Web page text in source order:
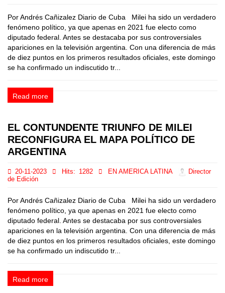
Por Andrés Cañizalez Diario de Cuba Milei ha sido un verdadero
fenómeno político, ya que apenas en 2021 fue electo como
diputado federal. Antes se destacaba por sus controversiales
apariciones en la televisión argentina. Con una diferencia de más
de diez puntos en los primeros resultados oficiales, este domingo
se ha confirmado un indiscutido tr...
Read more
EL CONTUNDENTE TRIUNFO DE MILEI
RECONFIGURA EL MAPA POLÍTICO DE
ARGENTINA
20-11-2023 Hits: 1282 EN AMERICA LATINA
Director
de Edición
Por Andrés Cañizalez Diario de Cuba Milei ha sido un verdadero
fenómeno político, ya que apenas en 2021 fue electo como
diputado federal. Antes se destacaba por sus controversiales
apariciones en la televisión argentina. Con una diferencia de más
de diez puntos en los primeros resultados oficiales, este domingo
se ha confirmado un indiscutido tr...
Read more